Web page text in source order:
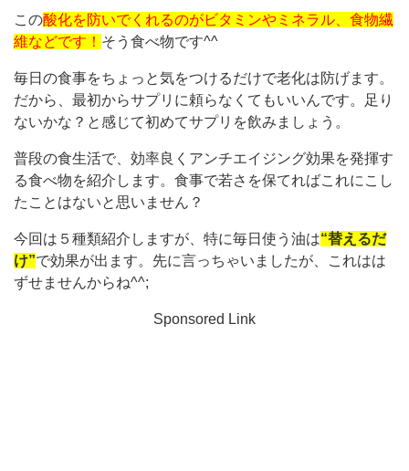
この酸化を防いでくれるのがビタミンやミネラル、食物繊
維などです！ そう食べ物です^^
毎日の食事をちょっと気をつけるだけで老化は防げます。
だから、最初からサプリに頼らなくてもいいんです。足り
ないかな？と感じて初めてサプリを飲みましょう。
普段の食生活で、効率良くアンチエイジング効果を発揮す
る食べ物を紹介します。食事で若さを保てればこれにこし
たことはないと思いません？
今回は５種類紹介しますが、特に毎日使う油は“替えるだ
け”で効果が出ます。先に言っちゃいましたが、これはは
ずせませんからね^^;
Sponsored Link